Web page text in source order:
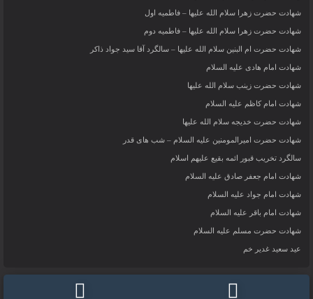
شهادت حضرت زهرا سلام الله علیها – فاطمیه اول
شهادت حضرت زهرا سلام الله علیها – فاطمیه دوم
شهادت حضرت ام البنین سلام الله علیها – سالگرد آقا سید جواد ذاکر
شهادت امام هادی علیه السلام
شهادت حضرت زینب سلام الله علیها
شهادت امام کاظم علیه السلام
شهادت حضرت خدیجه سلام الله علیها
شهادت حضرت امیرالمومنین علیه السلام – شب های قدر
سالگرد تخریب قبور ائمه بقیع علیهم اسلام
شهادت امام جعفر صادق علیه السلام
شهادت امام جواد علیه السلام
شهادت امام باقر علیه السلام
شهادت حضرت مسلم علیه السلام
عید سعید غدیر خم